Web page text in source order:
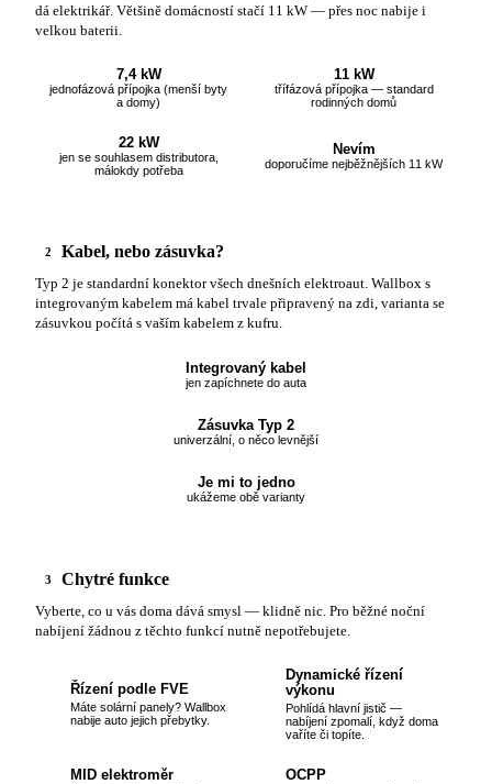
dá elektrikář. Většině domácností stačí 11 kW — přes noc nabije i
velkou baterii.
7,4 kW
jednofázová přípojka (menší byty
a domy)
11 kW
třífázová přípojka — standard
rodinných domů
22 kW
jen se souhlasem distributora,
málokdy potřeba
Nevím
doporučíme nejběžnějších 11 kW
2 Kabel, nebo zásuvka?
Typ 2 je standardní konektor všech dnešních elektroaut. Wallbox s
integrovaným kabelem má kabel trvale připravený na zdi, varianta se
zásuvkou počítá s vaším kabelem z kufru.
Integrovaný kabel
jen zapíchnete do auta
Zásuvka Typ 2
univerzální, o něco levnější
Je mi to jedno
ukážeme obě varianty
3 Chytré funkce
Vyberte, co u vás doma dává smysl — klidně nic. Pro běžné noční
nabíjení žádnou z těchto funkcí nutně nepotřebujete.
Řízení podle FVE
Máte solární panely? Wallbox
nabije auto jejich přebytky.
Dynamické řízení
výkonu
Pohlídá hlavní jistič —
nabíjení zpomalí, když doma
vaříte či topíte.
MID elektroměr OCPP